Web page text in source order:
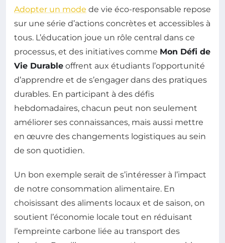
Adopter un mode de vie éco-responsable repose
sur une série d’actions concrètes et accessibles à
tous. L’éducation joue un rôle central dans ce
processus, et des initiatives comme Mon Défi de
Vie Durable offrent aux étudiants l’opportunité
d’apprendre et de s’engager dans des pratiques
durables. En participant à des défis
hebdomadaires, chacun peut non seulement
améliorer ses connaissances, mais aussi mettre
en œuvre des changements logistiques au sein
de son quotidien.
Un bon exemple serait de s’intéresser à l’impact
de notre consommation alimentaire. En
choisissant des aliments locaux et de saison, on
soutient l’économie locale tout en réduisant
l’empreinte carbone liée au transport des